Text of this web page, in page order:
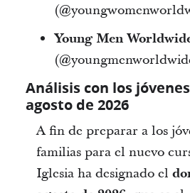
Young Men
Análisis con los
agosto de 2026
A fin de preparar a los
familias para el nuevo
Iglesia ha designado el